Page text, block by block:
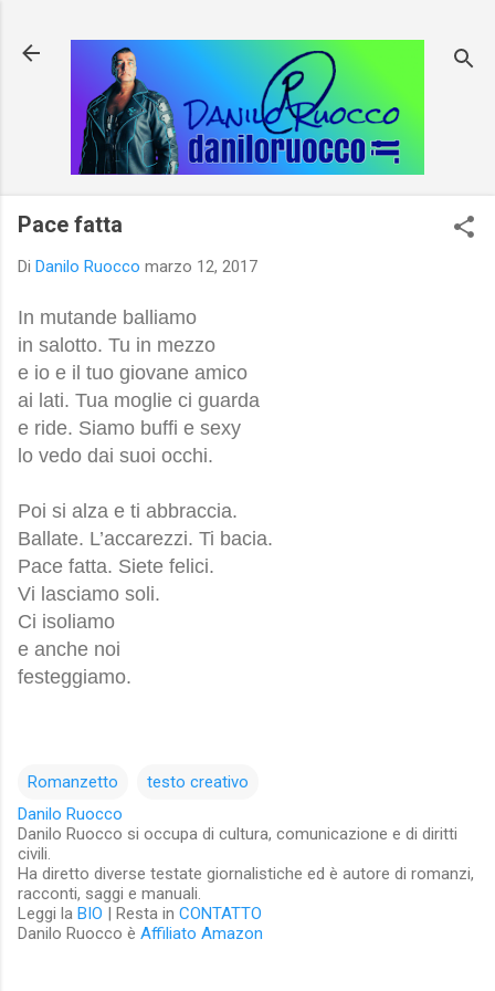
Pace fatta
Di Danilo Ruocco marzo 12, 2017
In mutande balliamo
in salotto. Tu in mezzo
e io e il tuo giovane amico
ai lati. Tua moglie ci guarda
e ride. Siamo buffi e sexy
lo vedo dai suoi occhi.
Poi si alza e ti abbraccia.
Ballate. L’accarezzi. Ti bacia.
Pace fatta. Siete felici.
Vi lasciamo soli.
Ci isoliamo
e anche noi
festeggiamo.
Romanzetto
testo creativo
Danilo Ruocco
Danilo Ruocco si occupa di cultura, comunicazione e di diritti
civili.
Ha diretto diverse testate giornalistiche ed è autore di romanzi,
racconti, saggi e manuali.
Leggi la BIO | Resta in CONTATTO
Danilo Ruocco è Affiliato Amazon